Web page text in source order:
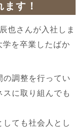
す！
也さんが入社しま
を卒業したばか
調整を行ってい
スに取り組んでも
ても社会人とし